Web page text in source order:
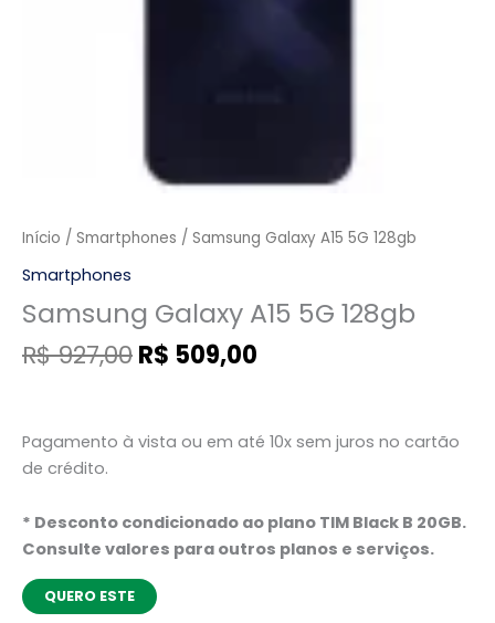
Início / Smartphones / Samsung Galaxy A15 5G 128gb
Smartphones
Samsung Galaxy A15 5G 128gb
R$927,00R$ 509,00
Pagamento à vista ou em até 10x sem juros no cartão
de crédito.
* Desconto condicionado ao plano TIM Black B 20GB.
Consulte valores para outros planos e serviços.
QUERO ESTE